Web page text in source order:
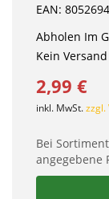
EAN:
Abholen Im
Kein
2,99 €
inkl. MwSt.zzgl.
Bei
angegebene